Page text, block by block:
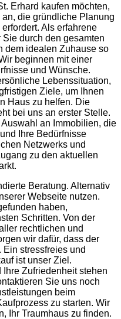
Erhard kaufen möchten,
die gründliche Planung
Als erfahrene
durch den gesamten
dem idealen Zuhause so
beginnen mit einer
und Wünsche.
Lebenssituation,
Ziele, um Ihnen
Haus zu helfen. Die
bei uns an erster Stelle.
an Immobilien, die
Ihre Bedürfnisse
Netzwerks und
zu den aktuellen
Beratung. Alternativ
Webseite nutzen.
haben,
Schritten. Von der
rechtlichen und
wir dafür, dass der
stressfreies und
ist unser Ziel.
Zufriedenheit stehen
Sie uns noch
beim
zu starten. Wir
Ihr Traumhaus zu finden.